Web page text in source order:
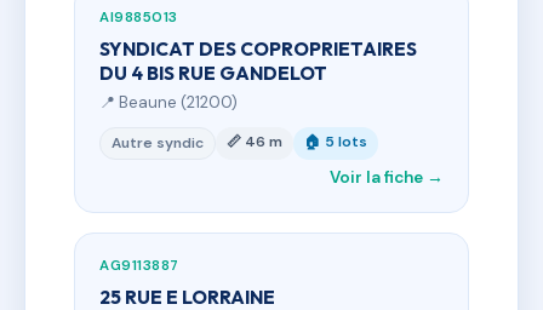
AI9885013
SYNDICAT DES COPROPRIETAIRES
DU 4 BIS RUE GANDELOT
📍 Beaune (21200)
Autre syndic 📏 46 m 🏠 5 lots
Voir la fiche →
AG9113887
25 RUE E LORRAINE